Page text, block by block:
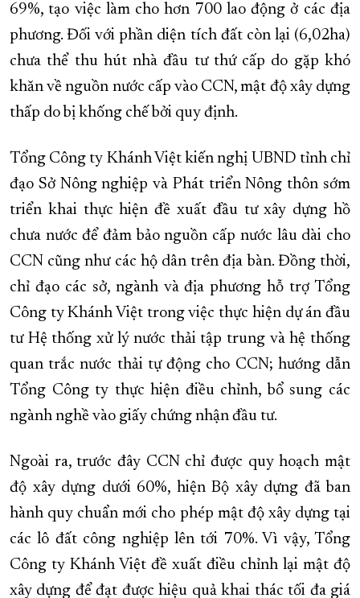
69%, tạo việc làm cho hơn 700 lao động ở các địa
phương. Đối với phần diện tích đất còn lại (6,02ha)
chưa thể thu hút nhà đầu tư thứ cấp do gặp khó
khăn về nguồn nước cấp vào CCN, mật độ xây dựng
thấp do bị khống chế bởi quy định.
Tổng Công ty Khánh Việt kiến nghị UBND tỉnh chỉ
đạo Sở Nông nghiệp và Phát triển Nông thôn sớm
triển khai thực hiện đề xuất đầu tư xây dựng hồ
chưa nước để đảm bảo nguồn cấp nước lâu dài cho
CCN cũng như các hộ dân trên địa bàn. Đồng thời,
chỉ đạo các sở, ngành và địa phương hỗ trợ Tổng
Công ty Khánh Việt trong việc thực hiện dự án đầu
tư Hệ thống xử lý nước thải tập trung và hệ thống
quan trắc nước thải tự động cho CCN; hướng dẫn
Tổng Công ty thực hiện điều chỉnh, bổ sung các
ngành nghề vào giấy chứng nhận đầu tư.
Ngoài ra, trước đây CCN chỉ được quy hoạch mật
độ xây dựng dưới 60%, hiện Bộ xây dựng đã ban
hành quy chuẩn mới cho phép mật độ xây dựng tại
các lô đất công nghiệp lên tới 70%. Vì vậy, Tổng
Công ty Khánh Việt đề xuất điều chỉnh lại mật độ
xây dựng để đạt được hiệu quả khai thác tối đa giá